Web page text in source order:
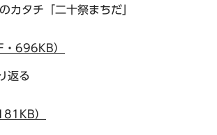
カタチ「二十祭まちだ」
696KB）
返る
）